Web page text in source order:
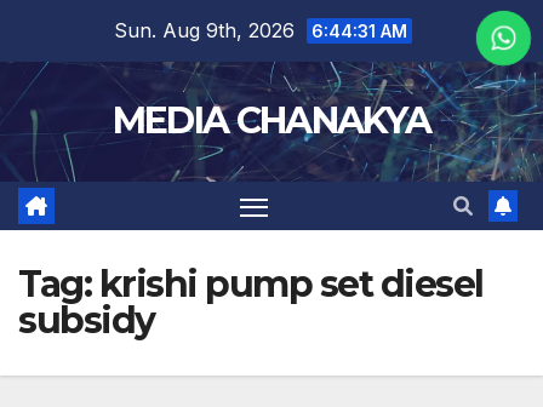
Sun. Aug 9th, 2026 6:44:31 AM
MEDIA CHANAKYA
Tag: krishi pump set diesel
subsidy